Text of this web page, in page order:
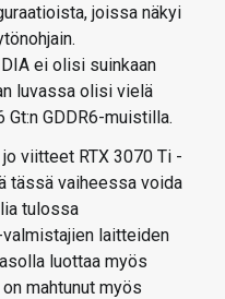
joissa näkyi
ei olisi suinkaan
luvassa olisi vielä
Gt:n GDDR6-muistilla.
viitteet RTX 3070 Ti -
tässä vaiheessa voida
tulossa
laitteiden
luottaa myös
mahtunut myös